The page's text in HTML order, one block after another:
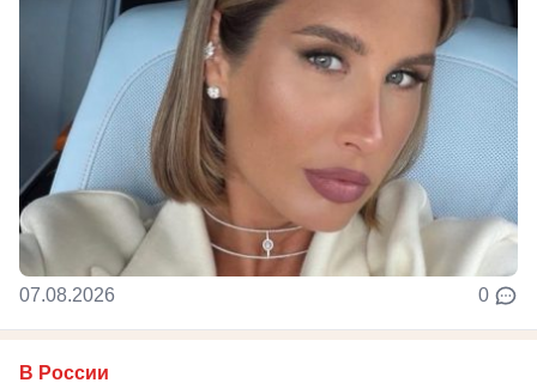
07.08.2026 0
В России